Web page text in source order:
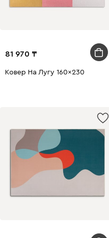
81 970
Ковер На Лугу 160x230